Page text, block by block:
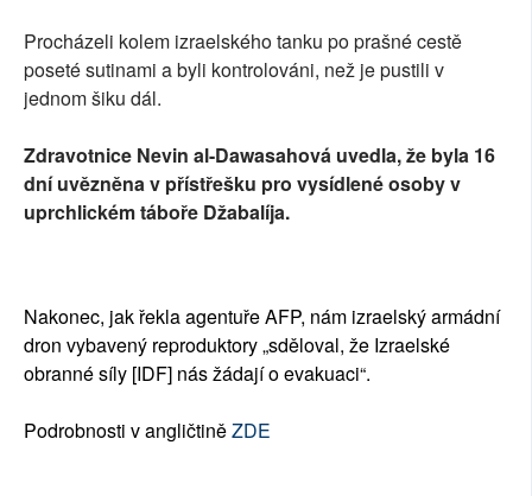
Procházeli kolem izraelského tanku po prašné cestě
poseté sutinami a byli kontrolováni, než je pustili v
jednom šiku dál.
Zdravotnice Nevin al-Dawasahová uvedla, že byla 16
dní uvězněna v přístřešku pro vysídlené osoby v
uprchlickém táboře Džabalíja.
Nakonec, jak řekla agentuře AFP, nám izraelský armádní
dron vybavený reproduktory „sděloval, že Izraelské
obranné síly [IDF] nás žádají o evakuaci“.
Podrobnosti v angličtiněZDE